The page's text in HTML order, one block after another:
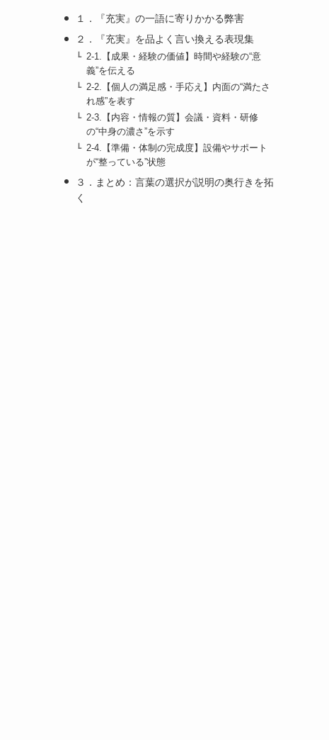
１．『充実』の一語に寄りかかる弊害
２．『充実』を品よく言い換える表現集
2-1.【成果・経験の価値】時間や経験の“意
義”を伝える
2-2.【個人の満足感・手応え】内面の“満たさ
れ感”を表す
2-3.【内容・情報の質】会議・資料・研修
の“中身の濃さ”を示す
2-4.【準備・体制の完成度】設備やサポート
が“整っている”状態
３．まとめ：言葉の選択が説明の奥行きを拓
く